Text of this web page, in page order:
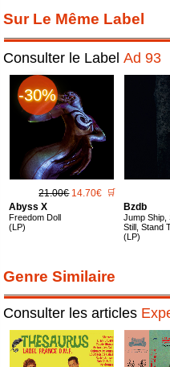
Sur Le Même Label
Consulter le LabelAd 93
-30%
21.00€ 14.70€ 🛒
Abyss X
Freedom Doll
(LP)
Bzdb
Jump Ship,
Still, Stand
(LP)
Genre Similaire
Consulter les articles